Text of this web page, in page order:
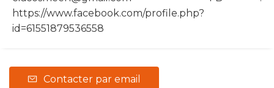
https://www.facebook.com/profile.php?
id=61551879536558
Contacter par email